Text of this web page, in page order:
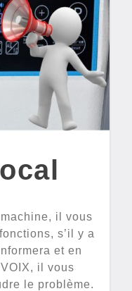
il vous
s’il y a
et en
il vous
le problème.